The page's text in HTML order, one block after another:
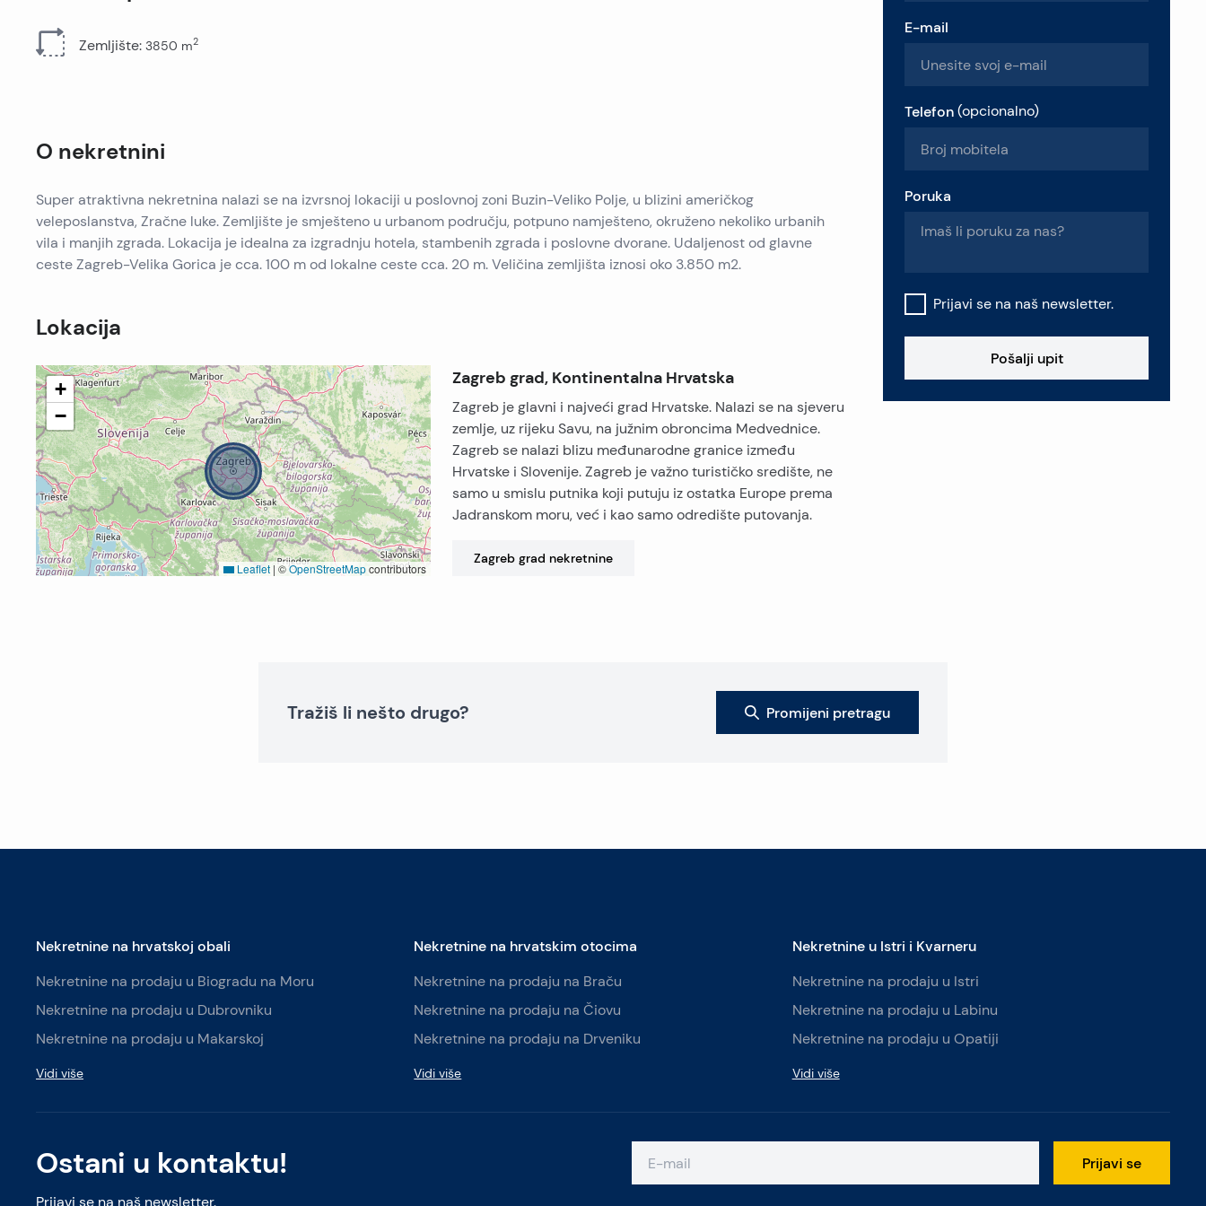
Nekretnine na prodaju na Pelješcu
Zemljište: 3850 m2
O nekretnini
Super atraktivna nekretnina nalazi se na izvrsnoj lokaciji u poslovnoj zoni Buzin-Veliko Polje, u blizini američkog
veleposlanstva, Zračne luke. Zemljište je smješteno u urbanom području, potpuno namješteno, okruženo nekoliko urbanih
vila i manjih zgrada. Lokacija je idealna za izgradnju hotela, stambenih zgrada i poslovne dvorane. Udaljenost od glavne
ceste Zagreb-Velika Gorica je cca. 100 m od lokalne ceste cca. 20 m. Veličina zemljišta iznosi oko 3.850 m2.
Lokacija
+
−
Leaflet | ©OpenStreetMapcontributors
Zagreb grad, Kontinentalna Hrvatska
Zagreb je glavni i najveći grad Hrvatske. Nalazi se na sjeveru
zemlje, uz rijeku Savu, na južnim obroncima Medvednice.
Zagreb se nalazi blizu međunarodne granice između
Hrvatske i Slovenije. Zagreb je važno turističko središte, ne
samo u smislu putnika koji putuju iz ostatka Europe prema
Jadranskom moru, već i kao samo odredište putovanja.
Zagreb grad nekretnine
E-mail
Telefon (opcionalno)
Poruka
Prijavi se na naš newsletter.
Pošalji upit
Tražiš li nešto drugo? Promijeni pretragu
Ostani u kontaktu!
Prijavi se na naš newsletter.
Prijavi se
Nekretnine na hrvatskoj obali
Nekretnine na prodaju u Biogradu na Moru
Nekretnine na prodaju u Dubrovniku
Nekretnine na prodaju u Makarskoj
Vidi više
Nekretnine na hrvatskim otocima
Nekretnine na prodaju na Braču
Nekretnine na prodaju na Čiovu
Nekretnine na prodaju na Drveniku
Vidi više
Nekretnine u Istri i Kvarneru
Nekretnine na prodaju u Istri
Nekretnine na prodaju u Labinu
Nekretnine na prodaju u Opatiji
Vidi više